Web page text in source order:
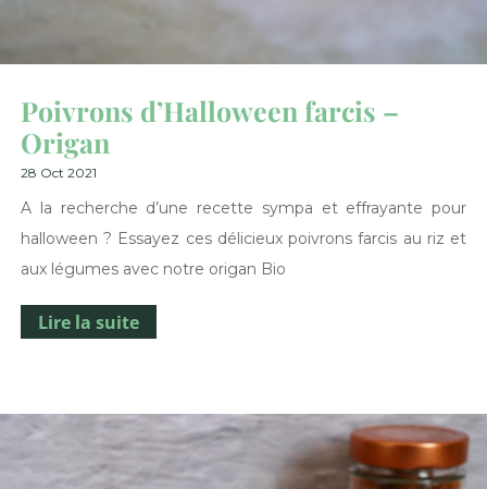
Poivrons d’Halloween farcis –
Origan
28 Oct 2021
A la recherche d’une recette sympa et effrayante pour
halloween ? Essayez ces délicieux poivrons farcis au riz et
aux légumes avec notre origan Bio
Lire la suite